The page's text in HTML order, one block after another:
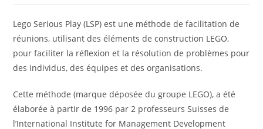
Lego Serious Play (LSP) est une méthode de facilitation de
réunions, utilisant des éléments de construction LEGO,
pour faciliter la réflexion et la résolution de problèmes pour
des individus, des équipes et des organisations.
Cette méthode (marque déposée du groupe LEGO), a été
élaborée à partir de 1996 par 2 professeurs Suisses de
l’International Institute for Management Development